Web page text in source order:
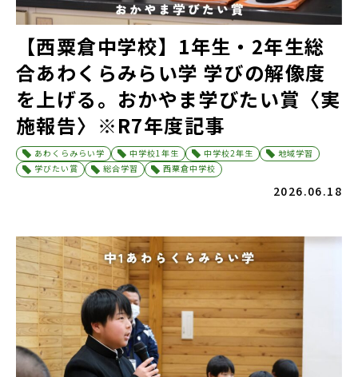
【西粟倉中学校】1年生・2年生総
合あわくらみらい学 学びの解像度
を上げる。おかやま学びたい賞〈実
施報告〉※R7年度記事
あわくらみらい学 中学校1年生 中学校2年生
地域学習
学びたい賞
総合学習 西粟倉中学校
2026.06.18